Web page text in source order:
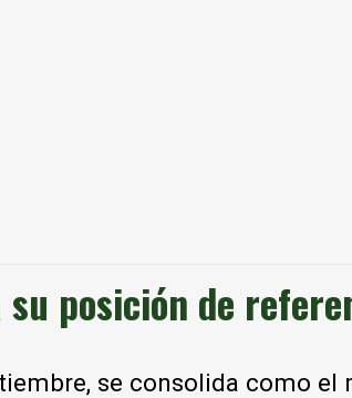
posición de
se consolida como